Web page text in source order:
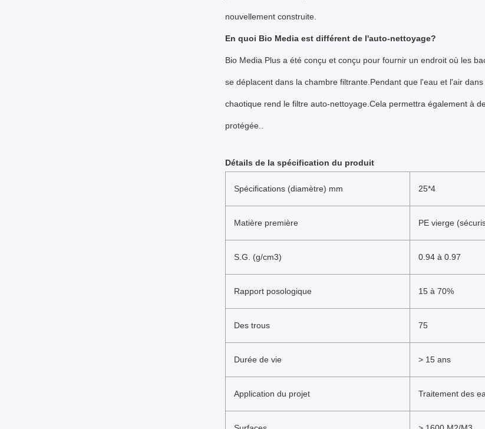
nouvellement construite.
En quoi Bio Media est différent de l'auto-nettoyage?
Bio Media Plus a été conçu et conçu pour fournir un endroit où les
se déplacent dans la chambre filtrante.Pendant que l'eau et l'air
chaotique rend le filtre auto-nettoyage.Cela permettra également à
protégée..
Détails de la spécification du produit
Spécifications (diamètre) mm 25*4
Matière première PE vierge
S.G. (g/cm3) 0.94 à 0.97
Rapport posologique 15 à 70%
Des trous 75
Durée de vie > 15 ans
Application du projet Traitement des